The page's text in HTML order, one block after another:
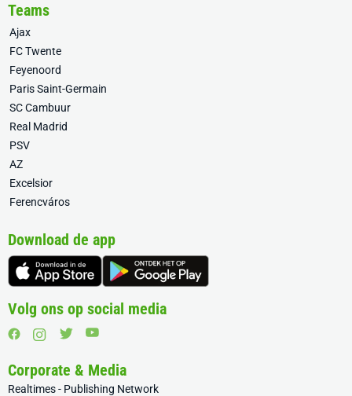
Teams
Ajax
FC Twente
Feyenoord
Paris Saint-Germain
SC Cambuur
Real Madrid
PSV
AZ
Excelsior
Ferencváros
Download de app
Volg ons op social media
Corporate & Media
Realtimes - Publishing Network